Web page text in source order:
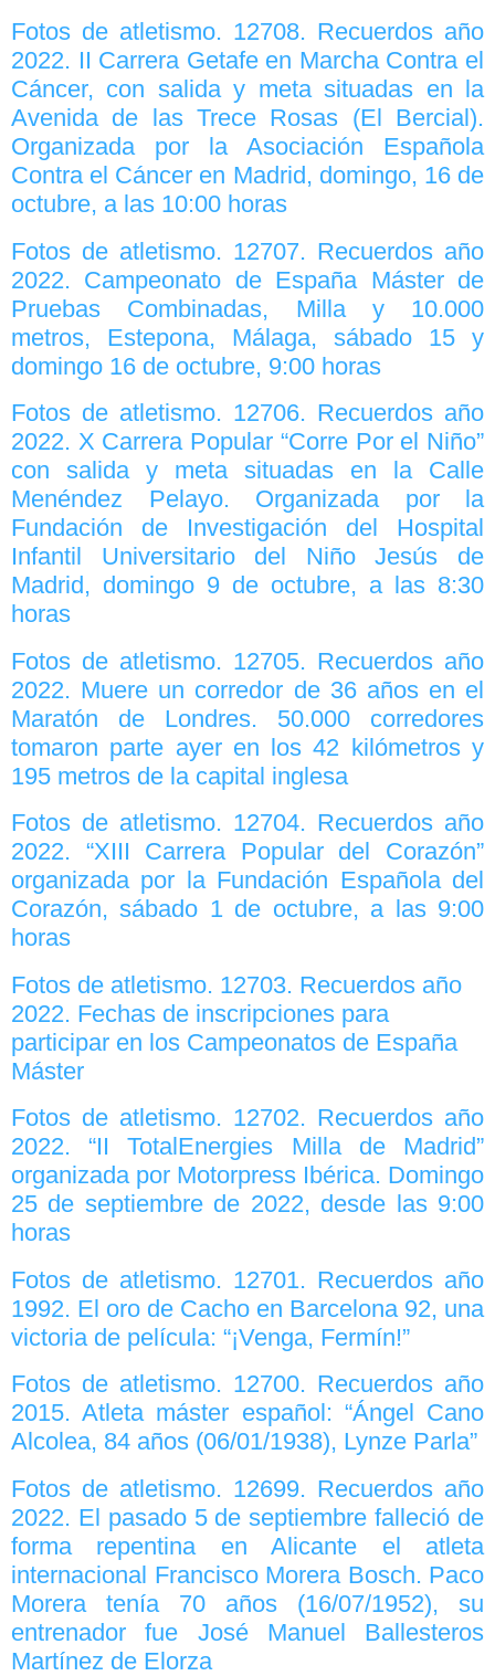
Fotos de atletismo. 12708. Recuerdos año
2022. II Carrera Getafe en Marcha Contra el
Cáncer, con salida y meta situadas en la
Avenida de las Trece Rosas (El Bercial).
Organizada por la Asociación Española
Contra el Cáncer en Madrid, domingo, 16 de
octubre, a las 10:00 horas
Fotos de atletismo. 12707. Recuerdos año
2022. Campeonato de España Máster de
Pruebas Combinadas, Milla y 10.000
metros, Estepona, Málaga, sábado 15 y
domingo 16 de octubre, 9:00 horas
Fotos de atletismo. 12706. Recuerdos año
2022. X Carrera Popular “Corre Por el Niño”
con salida y meta situadas en la Calle
Menéndez Pelayo. Organizada por la
Fundación de Investigación del Hospital
Infantil Universitario del Niño Jesús de
Madrid, domingo 9 de octubre, a las 8:30
horas
Fotos de atletismo. 12705. Recuerdos año
2022. Muere un corredor de 36 años en el
Maratón de Londres. 50.000 corredores
tomaron parte ayer en los 42 kilómetros y
195 metros de la capital inglesa
Fotos de atletismo. 12704. Recuerdos año
2022. “XIII Carrera Popular del Corazón”
organizada por la Fundación Española del
Corazón, sábado 1 de octubre, a las 9:00
horas
Fotos de atletismo. 12703. Recuerdos año
2022. Fechas de inscripciones para
participar en los Campeonatos de España
Máster
Fotos de atletismo. 12702. Recuerdos año
2022. “II TotalEnergies Milla de Madrid”
organizada por Motorpress Ibérica. Domingo
25 de septiembre de 2022, desde las 9:00
horas
Fotos de atletismo. 12701. Recuerdos año
1992. El oro de Cacho en Barcelona 92, una
victoria de película: “¡Venga, Fermín!”
Fotos de atletismo. 12700. Recuerdos año
2015. Atleta máster español: “Ángel Cano
Alcolea, 84 años (06/01/1938), Lynze Parla”
Fotos de atletismo. 12699. Recuerdos año
2022. El pasado 5 de septiembre falleció de
forma repentina en Alicante el atleta
internacional Francisco Morera Bosch. Paco
Morera tenía 70 años (16/07/1952), su
entrenador fue José Manuel Ballesteros
Martínez de Elorza